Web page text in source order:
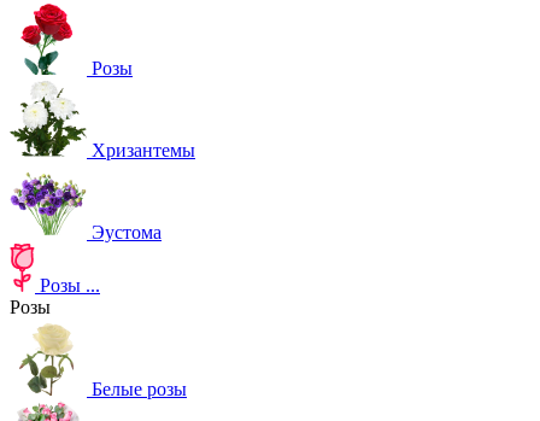
Розы
Хризантемы
Эустома
Розы ...
Розы
Белые розы